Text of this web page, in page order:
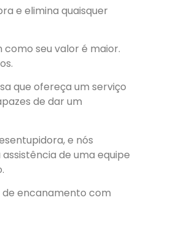
e elimina quaisquer
seu valor é maior.
que ofereça um serviço
de dar um
, e nós
de uma equipe
encanamento com